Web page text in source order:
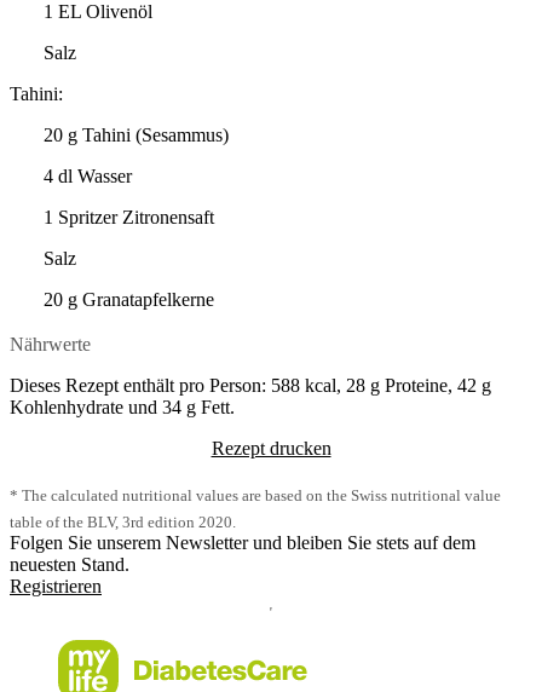
1 EL Olivenöl
Salz
Tahini:
20 g Tahini (Sesammus)
4 dl Wasser
1 Spritzer Zitronensaft
Salz
20 g Granatapfelkerne
Nährwerte
Dieses Rezept enthält pro Person: 588 kcal, 28 g Proteine, 42 g
Kohlenhydrate und 34 g Fett.
Rezept drucken
* The calculated nutritional values are based on the Swiss nutritional value
table of the BLV, 3rd edition 2020.
Folgen Sie unserem Newsletter und bleiben Sie stets auf dem
neuesten Stand.
Registrieren